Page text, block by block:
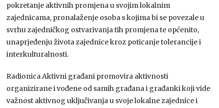
pokretanje aktivnih promjena u svojim lokalnim
zajednicama, pronalaženje osoba s kojima bi se povezale u
svrhu zajedničkog ostvarivanja tih promjena te općenito,
unaprjeđenju života zajednice kroz poticanje tolerancije i
interkulturalnosti.
Radionica Aktivni građani promovira aktivnosti
organizirane i vođene od samih građana i građanki koji vide
važnost aktivnog uključivanja u svoje lokalne zajednice i